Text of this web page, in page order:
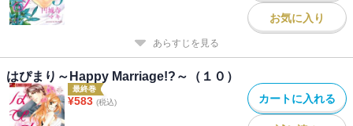
お気に入り
あらすじを見る
はぴまり～Happy Marriage!?～（１０）
最終巻
¥583 (税込) カートに入れる